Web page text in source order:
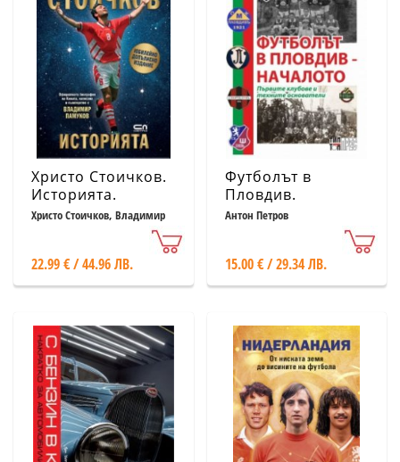
Христо Стоичков.
Историята.
Юбилейно
Христо Стоичков, Владимир
22.99 € / 44.96 ЛВ.
Футболът в
Пловдив.
Началото
Антон Петров
15.00 € / 29.34 ЛВ.